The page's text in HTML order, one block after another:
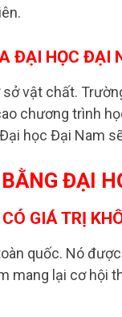
ĐẠI HỌC ĐẠI
vật chất.
chương trình
học Đại Nam
ĐẠI
GIÁ TRỊ
quốc. Nó
mang lại cơ hội